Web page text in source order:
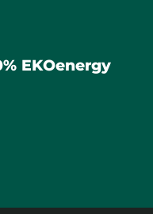
EKOenergy